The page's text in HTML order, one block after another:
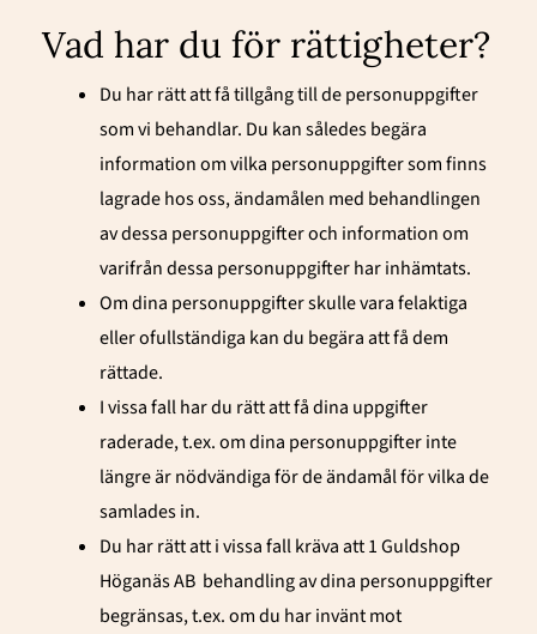
Vad har du för rättigheter?
Du har rätt att få tillgång till de personuppgifter
som vi behandlar. Du kan således begära
information om vilka personuppgifter som finns
lagrade hos oss, ändamålen med behandlingen
av dessa personuppgifter och information om
varifrån dessa personuppgifter har inhämtats.
Om dina personuppgifter skulle vara felaktiga
eller ofullständiga kan du begära att få dem
rättade.
I vissa fall har du rätt att få dina uppgifter
raderade, t.ex. om dina personuppgifter inte
längre är nödvändiga för de ändamål för vilka de
samlades in.
Du har rätt att i vissa fall kräva att 1 Guldshop
Höganäs AB behandling av dina personuppgifter
begränsas, t.ex. om du har invänt mot